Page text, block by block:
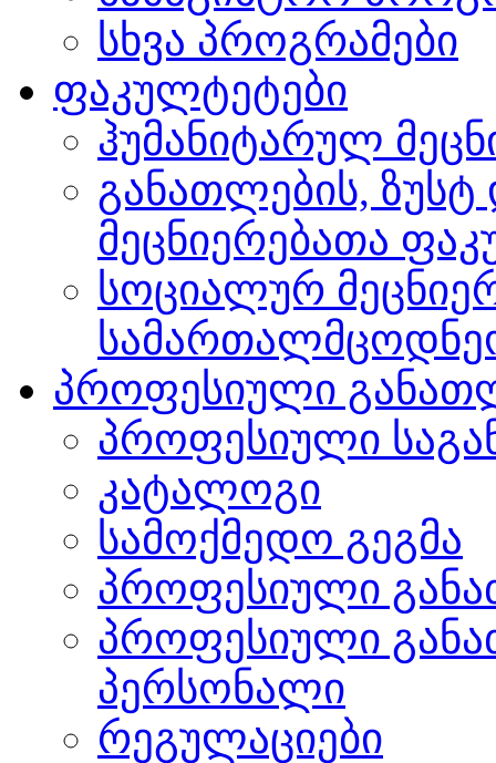
სხვა პროგრამები
ფაკულტეტები
ჰუმანიტარულ
განათლების, ზუსტ
მეცნიერებათა
სოციალურ
პროფესიული
პროფესიული
კატალოგი
სამოქმედო გეგმა
პროფესიული
პროფესიული
პერსონალი
რეგულაციები